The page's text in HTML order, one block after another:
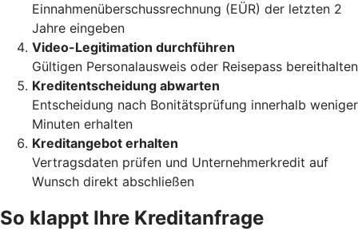
Einnahmenüberschussrechnung (EÜR) der letzten 2
Jahre eingeben
Video-Legitimation durchführen
Gültigen Personalausweis oder Reisepass bereithalten
Kreditentscheidung abwarten
Entscheidung nach Bonitätsprüfung innerhalb weniger
Minuten erhalten
Kreditangebot erhalten
Vertragsdaten prüfen und Unternehmerkredit auf
Wunsch direkt abschließen
So klappt Ihre Kreditanfrage